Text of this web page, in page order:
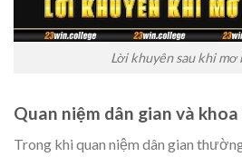
Lời khuyên sau khi mơ
Quan niệm dân gian và
Trong khi quan niệm dân gian